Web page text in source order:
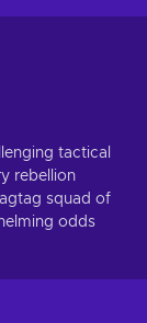
tactical
rebellion
squad of
odds